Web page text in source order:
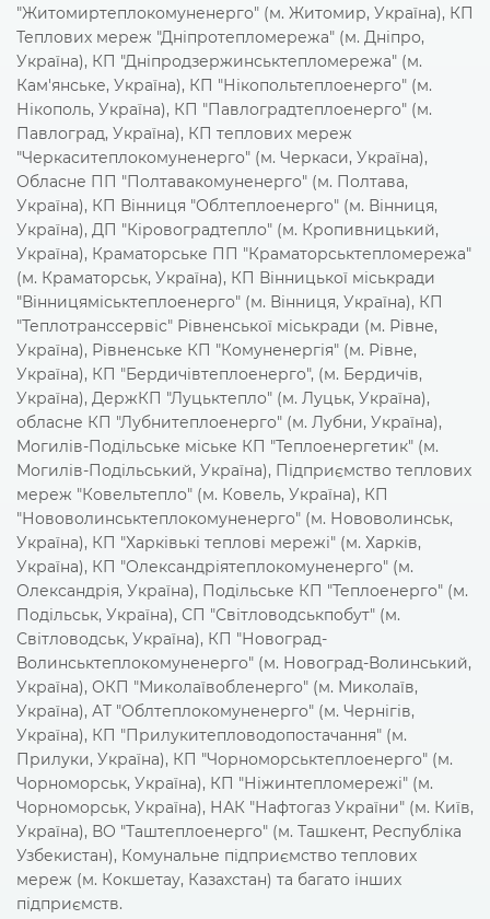
"Житомиртеплокомуненерго" (м. Житомир, Україна), КП
Теплових мереж "Дніпротепломережа" (м. Дніпро,
Україна), КП "Дніпродзержинськтепломережа" (м.
Кам'янське, Україна), КП "Нікопольтеплоенерго" (м.
Нікополь, Україна), КП "Павлоградтеплоенерго" (м.
Павлоград, Україна), КП теплових мереж
"Черкаситеплокомуненерго" (м. Черкаси, Україна),
Обласне ПП "Полтавакомуненерго" (м. Полтава,
Україна), КП Вінниця "Облтеплоенерго" (м. Вінниця,
Україна), ДП "Кіровоградтепло" (м. Кропивницький,
Україна), Краматорське ПП "Краматорськтепломережа"
(м. Краматорськ, Україна), КП Вінницької міськради
"Вінницяміськтеплоенерго" (м. Вінниця, Україна), КП
"Теплотранссервіс" Рівненської міськради (м. Рівне,
Україна), Рівненське КП "Комуненергія" (м. Рівне,
Україна), КП "Бердичівтеплоенерго", (м. Бердичів,
Україна), ДержКП "Луцьктепло" (м. Луцьк, Україна),
обласне КП "Лубнитеплоенерго" (м. Лубни, Україна),
Могилів-Подільське міське КП "Теплоенергетик" (м.
Могилів-Подільський, Україна), Підприємство теплових
мереж "Ковельтепло" (м. Ковель, Україна), КП
"Нововолинськтеплокомуненерго" (м. Нововолинськ,
Україна), КП "Харківькі теплові мережі" (м. Харків,
Україна), КП "Олександріятеплокомуненерго" (м.
Олександрія, Україна), Подільське КП "Теплоенерго" (м.
Подільськ, Україна), СП "Світловодськпобут" (м.
Світловодськ, Україна), КП "Новоград-
Волинськтеплокомуненерго" (м. Новоград-Волинський,
Україна), ОКП "Миколаївобленерго" (м. Миколаїв,
Україна), АТ "Облтеплокомуненерго" (м. Чернігів,
Україна), КП "Прилукитепловодопостачання" (м.
Прилуки, Україна), КП "Чорноморськтеплоенерго" (м.
Чорноморськ, Україна), КП "Ніжинтепломережі" (м.
Чорноморськ, Україна), НАК "Нафтогаз України" (м. Київ,
Україна), ВО "Таштеплоенерго" (м. Ташкент, Республіка
Узбекистан), Комунальне підприємство теплових
мереж (м. Кокшетау, Казахстан) та багато інших
підприємств.